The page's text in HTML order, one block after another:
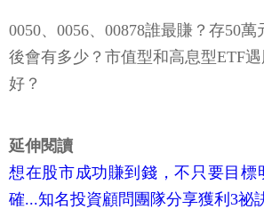
0050、0056、00878誰最賺？存50
後會有多少？市值型和高息型ETF
好？
延伸閱讀
想在股市成功賺到錢，不只要目標
確...知名投資顧問團隊分享獲利3祕